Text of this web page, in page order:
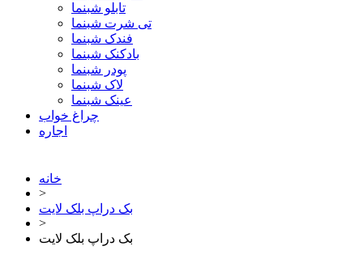
تابلو شبنما
تی شرت شبنما
فندک شبنما
بادکنک شبنما
پودر شبنما
لاک شبنما
عینک شبنما
چراغ خواب
اجاره
خانه
>
بک دراپ بلک لایت
>
بک دراپ بلک لایت